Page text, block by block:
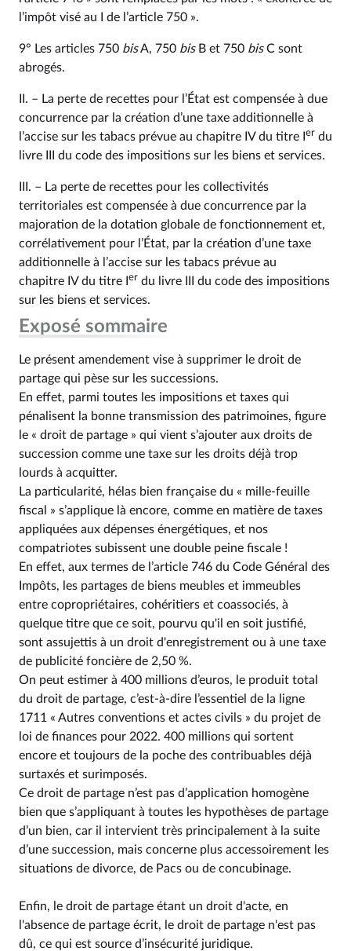
l’impôt visé au I de l’article 750 ».
9° Les articles 750 bisA, 750 bisB et 750 bisC sont
abrogés.
II. – La perte de recettes pour l’État est compensée à due
concurrence par la création d’une taxe additionnelle à
l’accise sur les tabacs prévue au chapitre IV du titre I er du
livre III du code des impositions sur les biens et services.
III. – La perte de recettes pour les collectivités
territoriales est compensée à due concurrence par la
majoration de la dotation globale de fonctionnement et,
corrélativement pour l’État, par la création d’une taxe
additionnelle à l’accise sur les tabacs prévue au
chapitre IV du titre I er du livre III du code des impositions
sur les biens et services.
Exposé sommaire
Le présent amendement vise à supprimer le droit de
partage qui pèse sur les successions.
En effet, parmi toutes les impositions et taxes qui
pénalisent la bonne transmission des patrimoines, figure
le « droit de partage » qui vient s’ajouter aux droits de
succession comme une taxe sur les droits déjà trop
lourds à acquitter.
La particularité, hélas bien française du « mille-feuille
fiscal » s’applique là encore, comme en matière de taxes
appliquées aux dépenses énergétiques, et nos
compatriotes subissent une double peine fiscale !
En effet, aux termes de l’article 746 du Code Général des
Impôts, les partages de biens meubles et immeubles
entre copropriétaires, cohéritiers et coassociés, à
quelque titre que ce soit, pourvu qu'il en soit justifié,
sont assujettis à un droit d'enregistrement ou à une taxe
de publicité foncière de 2,50 %.
On peut estimer à 400 millions d’euros, le produit total
du droit de partage, c’est-à-dire l’essentiel de la ligne
1711 « Autres conventions et actes civils » du projet de
loi de finances pour 2022. 400 millions qui sortent
encore et toujours de la poche des contribuables déjà
surtaxés et surimposés.
Ce droit de partage n’est pas d’application homogène
bien que s’appliquant à toutes les hypothèses de partage
d’un bien, car il intervient très principalement à la suite
d’une succession, mais concerne plus accessoirement les
situations de divorce, de Pacs ou de concubinage.
Enfin, le droit de partage étant un droit d'acte, en
l'absence de partage écrit, le droit de partage n'est pas
dû, ce qui est source d’insécurité juridique.